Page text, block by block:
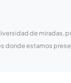
de miradas,
donde estamos